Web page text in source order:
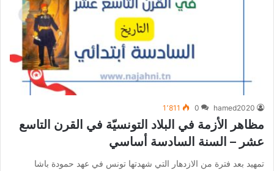
hamed2020
0 1٬811
مظاهر الأزمة في البلاد التونسيّة في القرن التاسع
عشر – السنة السادسة أساسي
تمهيد بعد فترة من الازدهار التي شهدتها تونس في عهد حمودة باشا